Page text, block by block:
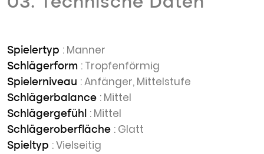
Spielertyp : Manner
Schlägerform : Tropfenförmig
Spielerniveau : Anfänger, Mittelstufe
Schlägerbalance : Mittel
Schlägergefühl : Mittel
Schlägeroberfläche : Glatt
Spieltyp : Vielseitig